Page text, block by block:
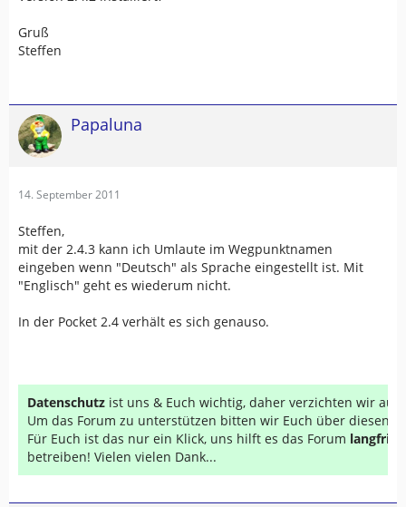
Gruß
Steffen
Papaluna
14. September 2011
Steffen,
mit der 2.4.3 kann ich Umlaute im Wegpunktnamen
eingeben wenn "Deutsch" als Sprache eingestellt ist. Mit
"Englisch" geht es wiederum nicht.
In der Pocket 2.4 verhält es sich genauso.
Datenschutz ist uns & Euch wichtig, daher verzichten wir auf
Um das Forum zu unterstützen bitten wir Euch über diesen
Für Euch ist das nur ein Klick, uns hilft es das Forum
betreiben! Vielen vielen Dank...